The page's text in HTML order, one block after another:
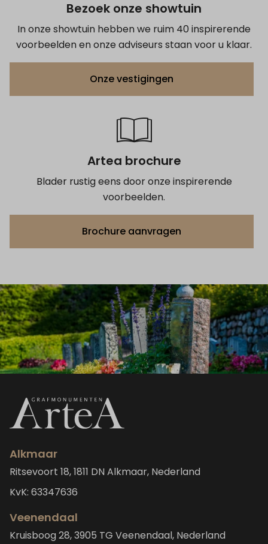
Bezoek onze showtuin
In onze showtuin hebben we ruim 40 inspirerende
voorbeelden en onze adviseurs staan voor u klaar.
Onze vestigingen
Artea brochure
Blader rustig eens door onze inspirerende
voorbeelden.
Brochure aanvragen
Alkmaar
Ritsevoort 18, 1811 DN Alkmaar, Nederland
KvK: 63347636
Veenendaal
Kruisboog 28, 3905 TG Veenendaal, Nederland